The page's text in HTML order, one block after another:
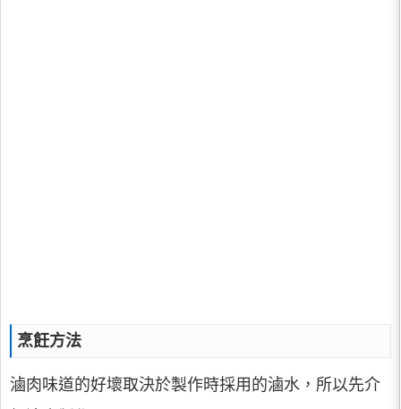
烹飪方法
滷肉味道的好壞取決於製作時採用的滷水，所以先介